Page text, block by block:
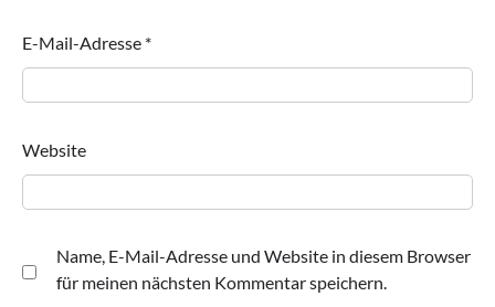
E-Mail-Adresse *
Website
Name, E-Mail-Adresse und Website in diesem Browser
für meinen nächsten Kommentar speichern.